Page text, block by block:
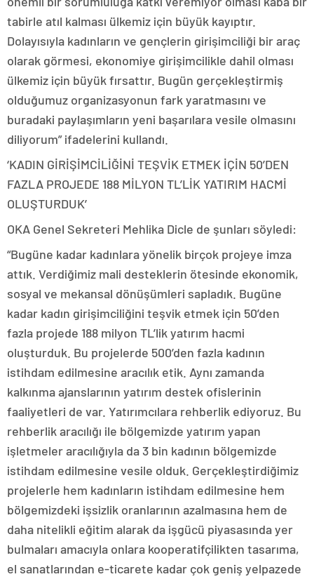
tabirle atıl kalması ülkemiz için büyük kayıptır.
Dolayısıyla kadınların ve gençlerin girişimciliği bir araç
olarak görmesi, ekonomiye girişimcilikle dahil olması
ülkemiz için büyük fırsattır. Bugün gerçekleştirmiş
olduğumuz organizasyonun fark yaratmasını ve
buradaki paylaşımların yeni başarılara vesile olmasını
diliyorum” ifadelerini kullandı.
‘KADIN GİRİŞİMCİLİĞİNİ TEŞVİK ETMEK İÇİN 50’DEN
FAZLA PROJEDE 188 MİLYON TL’LİK YATIRIM HACMİ
OLUŞTURDUK’
OKA Genel Sekreteri Mehlika Dicle de şunları söyledi:
“Bugüne kadar kadınlara yönelik birçok projeye imza
attık. Verdiğimiz mali desteklerin ötesinde ekonomik,
sosyal ve mekansal dönüşümleri sapladık. Bugüne
kadar kadın girişimciliğini teşvik etmek için 50’den
fazla projede 188 milyon TL’lik yatırım hacmi
oluşturduk. Bu projelerde 500’den fazla kadının
istihdam edilmesine aracılık etik. Aynı zamanda
kalkınma ajanslarının yatırım destek ofislerinin
faaliyetleri de var. Yatırımcılara rehberlik ediyoruz. Bu
rehberlik aracılığı ile bölgemizde yatırım yapan
işletmeler aracılığıyla da 3 bin kadının bölgemizde
istihdam edilmesine vesile olduk. Gerçekleştirdiğimiz
projelerle hem kadınların istihdam edilmesine hem
bölgemizdeki işsizlik oranlarının azalmasına hem de
daha nitelikli eğitim alarak da işgücü piyasasında yer
bulmaları amacıyla onlara kooperatifçilikten tasarıma,
el sanatlarından e-ticarete kadar çok geniş yelpazede